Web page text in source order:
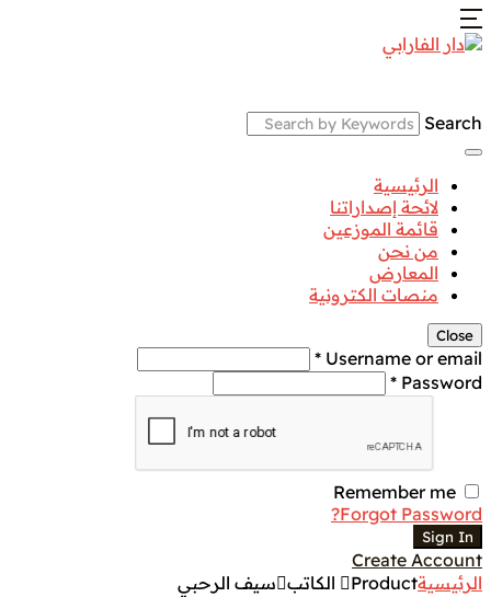
Search
الرئيسية
لائحة إصداراتنا
قائمة الموزعين
من نحن
المعارض
منصات الكترونية
Close
Username or email *
Password *
Remember me
Forgot Password?
Sign In
Create Account
الرئيسيةProduct الكاتب سيف الرحبي